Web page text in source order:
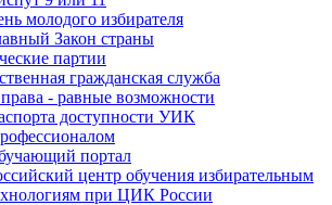
молодого избирателя
Закон страны
партии
гражданская служба
- равные возможности
доступности УИК
портал
центр обучения избирательным
при ЦИК России